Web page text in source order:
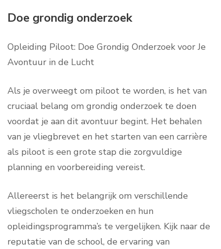
Doe grondig onderzoek
Opleiding Piloot: Doe Grondig Onderzoek voor Je
Avontuur in de Lucht
Als je overweegt om piloot te worden, is het van
cruciaal belang om grondig onderzoek te doen
voordat je aan dit avontuur begint. Het behalen
van je vliegbrevet en het starten van een carrière
als piloot is een grote stap die zorgvuldige
planning en voorbereiding vereist.
Allereerst is het belangrijk om verschillende
vliegscholen te onderzoeken en hun
opleidingsprogramma’s te vergelijken. Kijk naar de
reputatie van de school, de ervaring van